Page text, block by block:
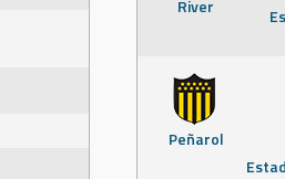
River
Peñarol